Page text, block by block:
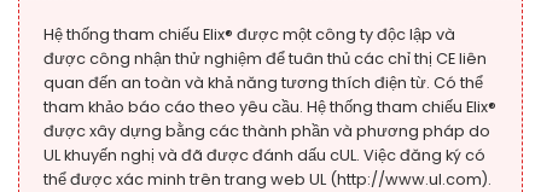
Hệ thống tham chiếu Elix® được một công ty độc lập và
được công nhận thử nghiệm để tuân thủ các chỉ thị CE liên
quan đến an toàn và khả năng tương thích điện từ. Có thể
tham khảo báo cáo theo yêu cầu. Hệ thống tham chiếu Elix®
được xây dựng bằng các thành phần và phương pháp do
UL khuyến nghị và đã được đánh dấu cUL. Việc đăng ký có
thể được xác minh trên trang web UL (http://www.ul.com).